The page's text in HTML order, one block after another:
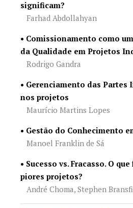
significam?
Farhad Abdollahyan
• Comissionamento como
da Qualidade em Projetos
Rodrigo Gandra
• Gerenciamento das
nos projetos
Maurício Martins Lopes
• Gestão do Conhecimento
Manoel Franklin de Sá
• Sucesso vs. Fracasso. O
piores projetos?
André Choma, Stephen